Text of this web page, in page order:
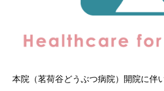
本院（茗荷谷どうぶつ病院）開院に伴